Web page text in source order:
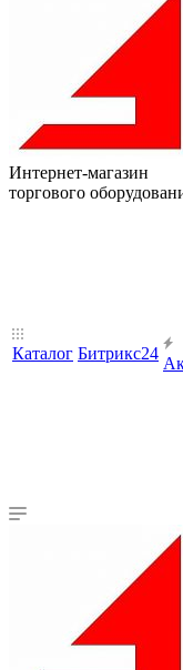
Интернет-магазин
торгового
Каталог Битрикс24